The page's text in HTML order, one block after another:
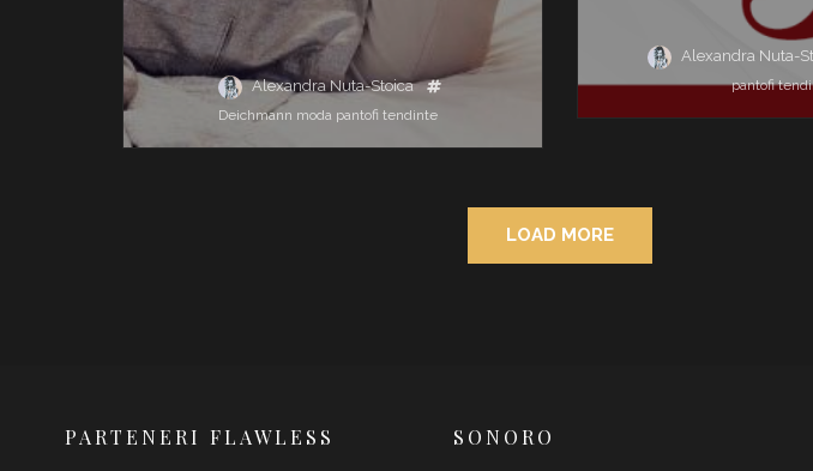
Alexandra Nuta-Stoica
Deichmann moda pantofi tendinte
Alexandra Nuta-
pantofi
LOAD MORE
PARTENERI FLAWLESS SONORO